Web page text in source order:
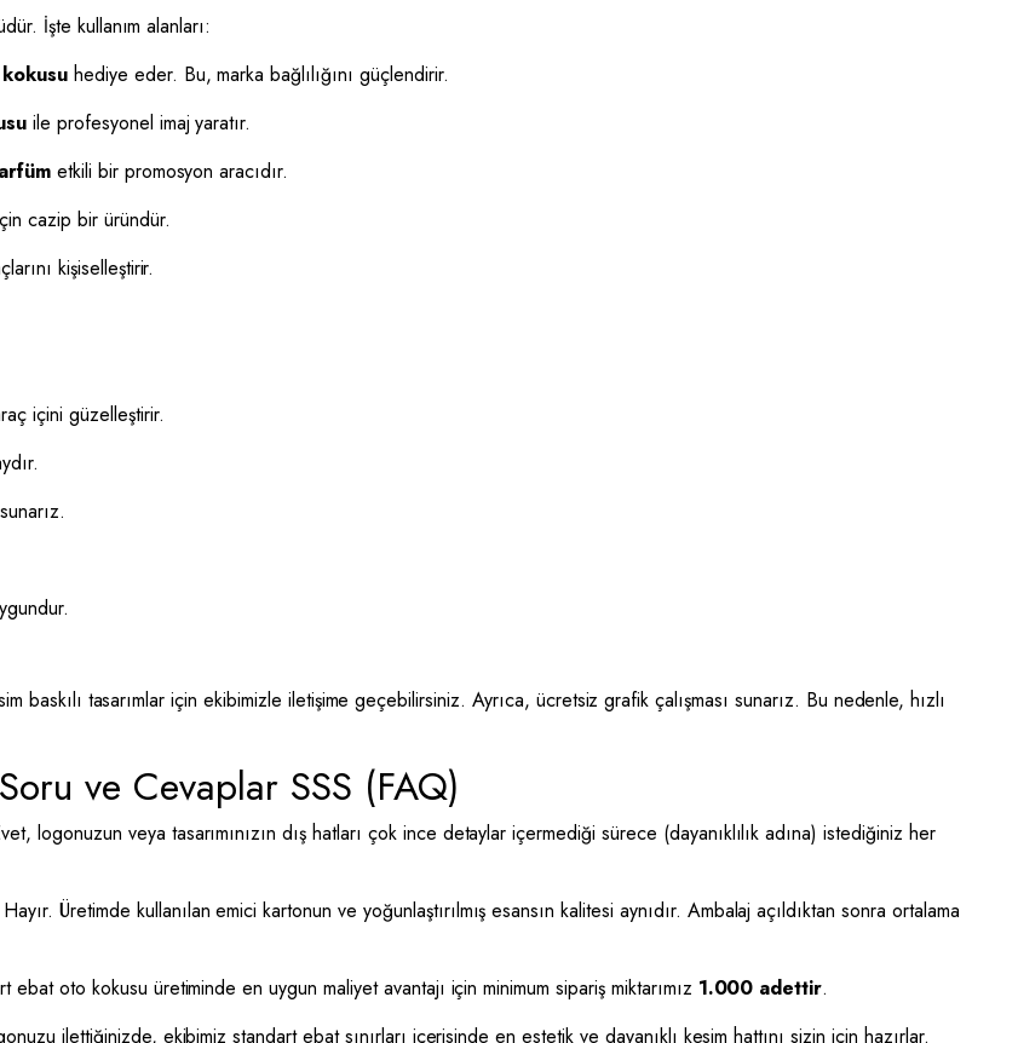
İşte kullanım alanları:
hediye eder. Bu, marka bağlılığını güçlendirir.
ile profesyonel imaj yaratır.
etkili bir promosyon aracıdır.
cazip bir üründür.
kişiselleştirir.
içini güzelleştirir.
tasarımlar için ekibimizle iletişime geçebilirsiniz. Ayrıca, ücretsiz grafik çalışması sunarız. Bu nedenle, hızlı
ve Cevaplar SSS (FAQ)
logonuzun veya tasarımınızın dış hatları çok ince detaylar içermediği sürece (dayanıklılık adına) istediğiniz her
Hayır. Üretimde kullanılan emici kartonun ve yoğunlaştırılmış esansın kalitesi aynıdır. Ambalaj açıldıktan sonra ortalama
ebat oto kokusu üretiminde en uygun maliyet avantajı için minimum sipariş miktarımız 1.000 adettir.
ilettiğinizde, ekibimiz standart ebat sınırları içerisinde en estetik ve dayanıklı kesim hattını sizin için hazırlar.